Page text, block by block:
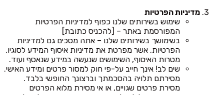
מדיניות הפרטיות
שימוש בשירותים שלנו כפוף למדיניות הפרטיות
המפורסמת באתר – [להכניס כתובת]
בשימושך בשירותים שלנו – אתה מסכים גם למדיניות
הפרטיות, אשר מפרטת את מדיניות איסוף המידע לסוגיו,
מטרות האיסוף, השימושים שנעשה במידע שנאסף ועוד.
שים לב! אינך חייב על-פי חוק למסור פרטים ומידע האישי.
מסירתם תלויה בהסכמתך וברצונך החופשי בלבד.
מסירת פרטים שגויים, או אי מסירת מלוא הפרטים